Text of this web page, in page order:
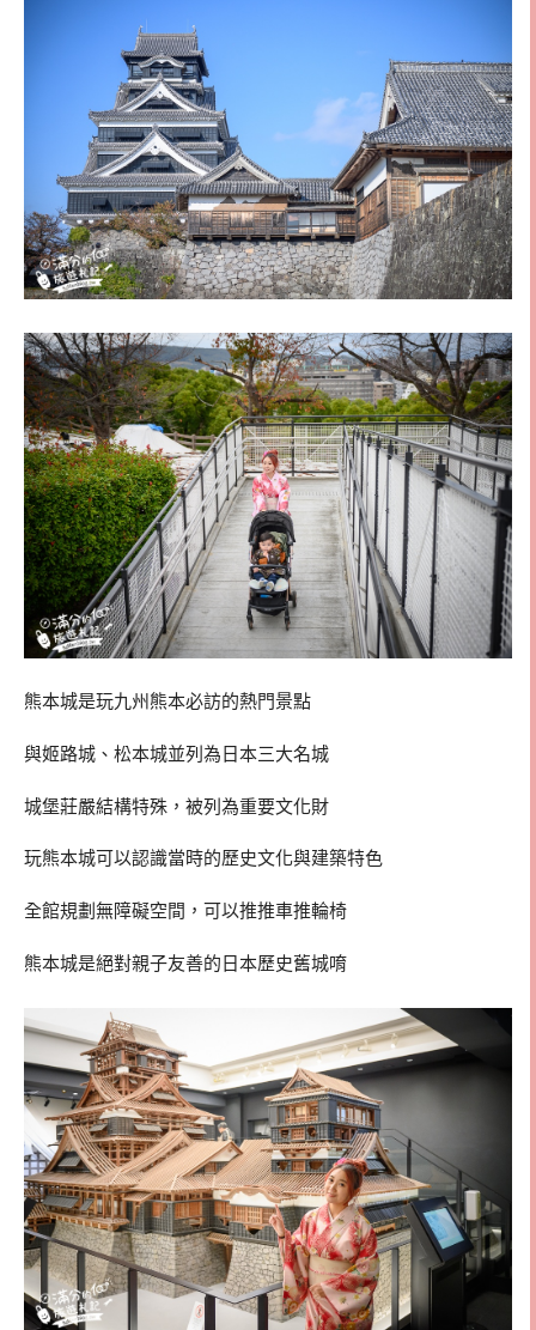
熊本城是玩九州熊本必訪的熱門景點
與姬路城、松本城並列為日本三大名城
城堡莊嚴結構特殊，被列為重要文化財
玩熊本城可以認識當時的歷史文化與建築特色
全館規劃無障礙空間，可以推推車推輪椅
熊本城是絕對親子友善的日本歷史舊城唷